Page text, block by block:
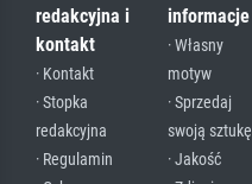
redakcyjna i
kontakt
· Kontakt
· Stopka
redakcyjna
· Regulamin
informacje
· Własny
motyw
· Sprzedaj
swoją sztukę
· Jakość